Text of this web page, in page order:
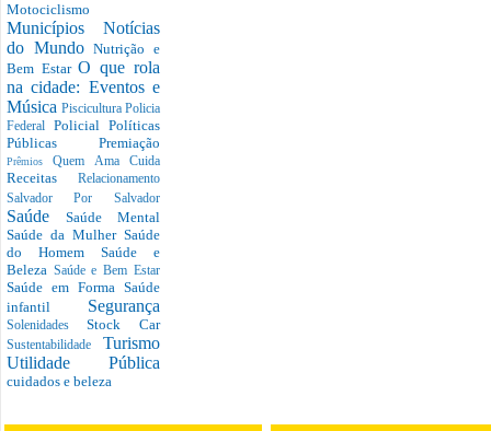
Motociclismo
Municípios Notícias
do MundoNutrição e
Bem EstarO que rola
na cidade: Eventos e
Música Piscicultura Policia
Federal Policial Políticas
Públicas Premiação
PrêmiosQuem Ama Cuida
Receitas Relacionamento
Salvador Por Salvador
Saúde Saúde Mental
Saúde da Mulher Saúde
do Homem Saúde e
Beleza Saúde e Bem Estar
Saúde em Forma Saúde
infantil Segurança
SolenidadesStock Car
Sustentabilidade Turismo
Utilidade Pública
cuidados e beleza